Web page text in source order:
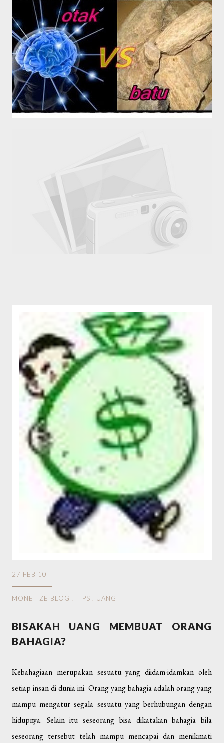
27 FEB 10
MONETIZE BLOG . TIPS . UANG
BISAKAH UANG MEMBUAT ORANG
BAHAGIA?
Kebahagiaan merupakan sesuatu yang diidam-idamkan oleh
setiap insan di dunia ini. Orang yang bahagia adalah orang yang
mampu mengatur segala sesuatu yang berhubungan dengan
hidupnya. Selain itu seseorang bisa dikatakan bahagia bila
seseorang tersebut telah mampu mencapai dan menikmati